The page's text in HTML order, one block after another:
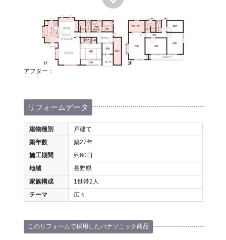
アフター：
リフォームデータ
建物種別
戸建て
築年数
築27年
施工期間
約60日
地域
長野県
家族構成
1世帯2人
テーマ
広々
このリフォームで採用したパナソニック商品